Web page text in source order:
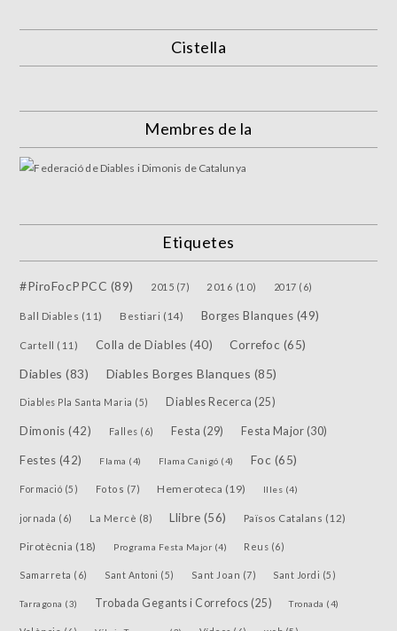
Cistella
Membres de la
Etiquetes
#PiroFocPPCC (89) 2015 (7) 2016 (10) 2017 (6)
Ball Diables (11) Bestiari (14) Borges Blanques (49)
Cartell (11) Colla de Diables (40) Correfoc (65)
Diables (83) Diables Borges Blanques (85)
Diables Pla Santa Maria (5) Diables Recerca (25)
Dimonis (42) Falles (6) Festa (29) Festa Major (30)
Festes (42) Flama (4) Flama Canigó (4) Foc (65)
Formació (5) Fotos (7) Hemeroteca (19) Illes (4)
jornada (6) La Mercè (8) Llibre (56) Països Catalans (12)
Pirotècnia (18) Programa Festa Major (4) Reus (6)
Samarreta (6) Sant Antoni (5) Sant Joan (7) Sant Jordi (5)
Tarragona (3) Trobada Gegants i Correfocs (25) Tronada (4)